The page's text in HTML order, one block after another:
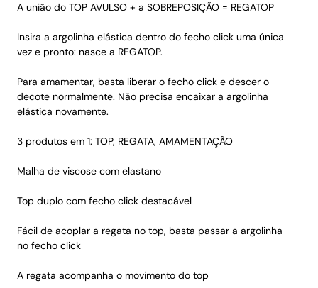
A união do TOP AVULSO + a SOBREPOSIÇÃO = REGATOP
Insira a argolinha elástica dentro do fecho click uma única
vez e pronto: nasce a REGATOP.
Para amamentar, basta liberar o fecho click e descer o
decote normalmente. Não precisa encaixar a argolinha
elástica novamente.
3 produtos em 1: TOP, REGATA, AMAMENTAÇÃO
Malha de viscose com elastano
Top duplo com fecho click destacável
Fácil de acoplar a regata no top, basta passar a argolinha
no fecho click
A regata acompanha o movimento do top